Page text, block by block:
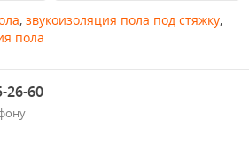
, звукоизоляция пола под стяжку,
пола
26-60